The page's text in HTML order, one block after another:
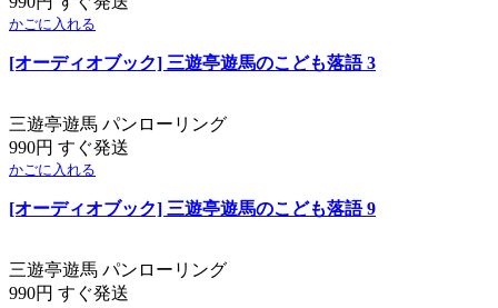
かごに入れる
[オーディオブック] 三遊亭遊馬のこども落語 3
三遊亭遊馬 パンローリング
990円 すぐ発送
かごに入れる
[オーディオブック] 三遊亭遊馬のこども落語 9
三遊亭遊馬 パンローリング
990円 すぐ発送